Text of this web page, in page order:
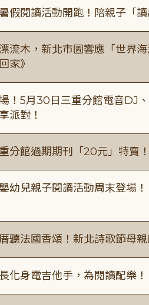
假閱讀活動開跑！陪親子「讀
流木，新北市圖響應「世界
家》
場！5月30日三重分館電音DJ
派對！
分館過期期刊「20元」特賣
幼兒親子閱讀活動周末登場
聽法國香頌！新北詩歌節母
長化身電吉他手，為閱讀配樂